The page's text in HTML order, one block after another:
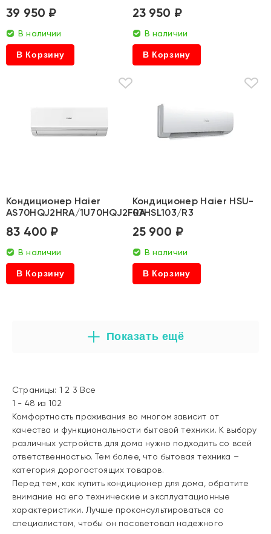
39 950 ₽
В наличии
В Корзину
23 950 ₽
В наличии
В Корзину
Кондиционер Haier
AS70HQJ2HRA/1U70HQJ2FRA
83 400 ₽
В наличии
В Корзину
Кондиционер Haier HSU-
07HSL103/R3
25 900 ₽
В наличии
В Корзину
Показать ещё
Страницы: 1 2 3 Все
1 - 48 из 102
Комфортность проживания во многом зависит от
качества и функциональности бытовой техники. К выбору
различных устройств для дома нужно подходить со всей
ответственностью. Тем более, что бытовая техника –
категория дорогостоящих товаров.
Перед тем, как купить кондиционер для дома, обратите
внимание на его технические и эксплуатационные
характеристики. Лучше проконсультироваться со
специалистом, чтобы он посоветовал надежного